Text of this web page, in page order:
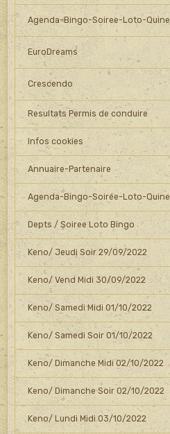
Agenda-Bingo-Soiree-Loto-Quine
EuroDreams
Crescendo
Resultats Permis de conduire
Infos cookies
Annuaire-Partenaire
Agenda-Bingo-Soirée-Loto-Quine
Depts / Soiree Loto Bingo
Keno/ Jeudi Soir 29/09/2022
Keno/ Vend Midi 30/09/2022
Keno/ Samedi Midi 01/10/2022
Keno/ Samedi Soir 01/10/2022
Keno/ Dimanche Midi 02/10/2022
Keno/ Dimanche Soir 02/10/2022
Keno/ Lundi Midi 03/10/2022